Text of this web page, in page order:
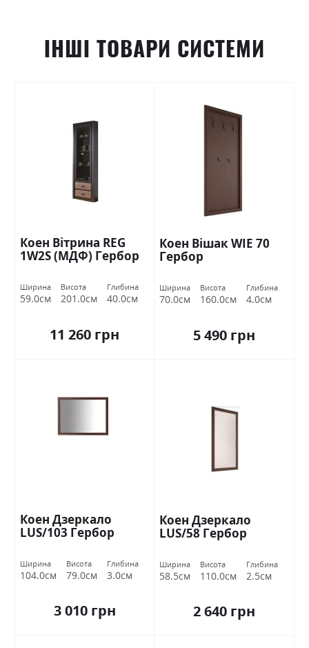
ІНШІ ТОВАРИ СИСТЕМИ
Коен Вітрина REG
1W2S (МДФ) Гербор
Ширина
59.0см
Висота
201.0см
Глибина
40.0см
11 260 грн
Коен Вішак WIE 70
Гербор
Ширина
70.0см
Висота
160.0см
Глибина
4.0см
5 490 грн
Коен Дзеркало
LUS/103 Гербор
Ширина
104.0см
Висота
79.0см
Глибина
3.0см
3 010 грн
Коен Дзеркало
LUS/58 Гербор
Ширина
58.5см
Висота
110.0см
Глибина
2.5см
2 640 грн